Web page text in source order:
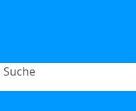
Suche